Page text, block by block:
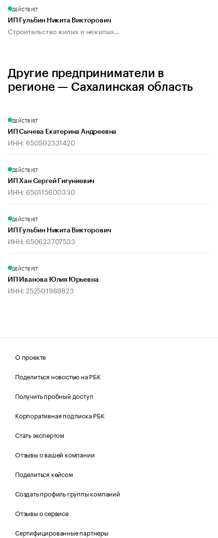
ДЕЙСТВУЕТ
ИП Гульбин Никита Викторович
Строительство жилых и нежилых...
Другие предприниматели в
регионе — Сахалинская область
ДЕЙСТВУЕТ
ИП Сычева Екатерина Андреевна
ИНН: 650502331420
ДЕЙСТВУЕТ
ИП Хан Сергей Гигуниевич
ИНН: 650115600330
ДЕЙСТВУЕТ
ИП Гульбин Никита Викторович
ИНН: 650623707533
ДЕЙСТВУЕТ
ИП Иванова Юлия Юрьевна
ИНН: 252501969823
О проекте
Поделиться новостью на РБК
Получить пробный доступ
Корпоративная подписка РБК
Стать экспертом
Отзывы о вашей компании
Поделиться кейсом
Создать профиль группы компаний
Отзывы о сервисе
Сертифицированные партнеры